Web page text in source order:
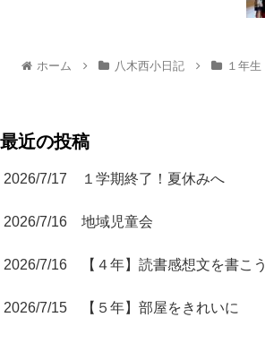
ホーム 八木西小日記 １年生
最近の投稿
2026/7/17 １学期終了！夏休みへ
2026/7/16 地域児童会
2026/7/16 【４年】読書感想文を書こう
2026/7/15 【５年】部屋をきれいに